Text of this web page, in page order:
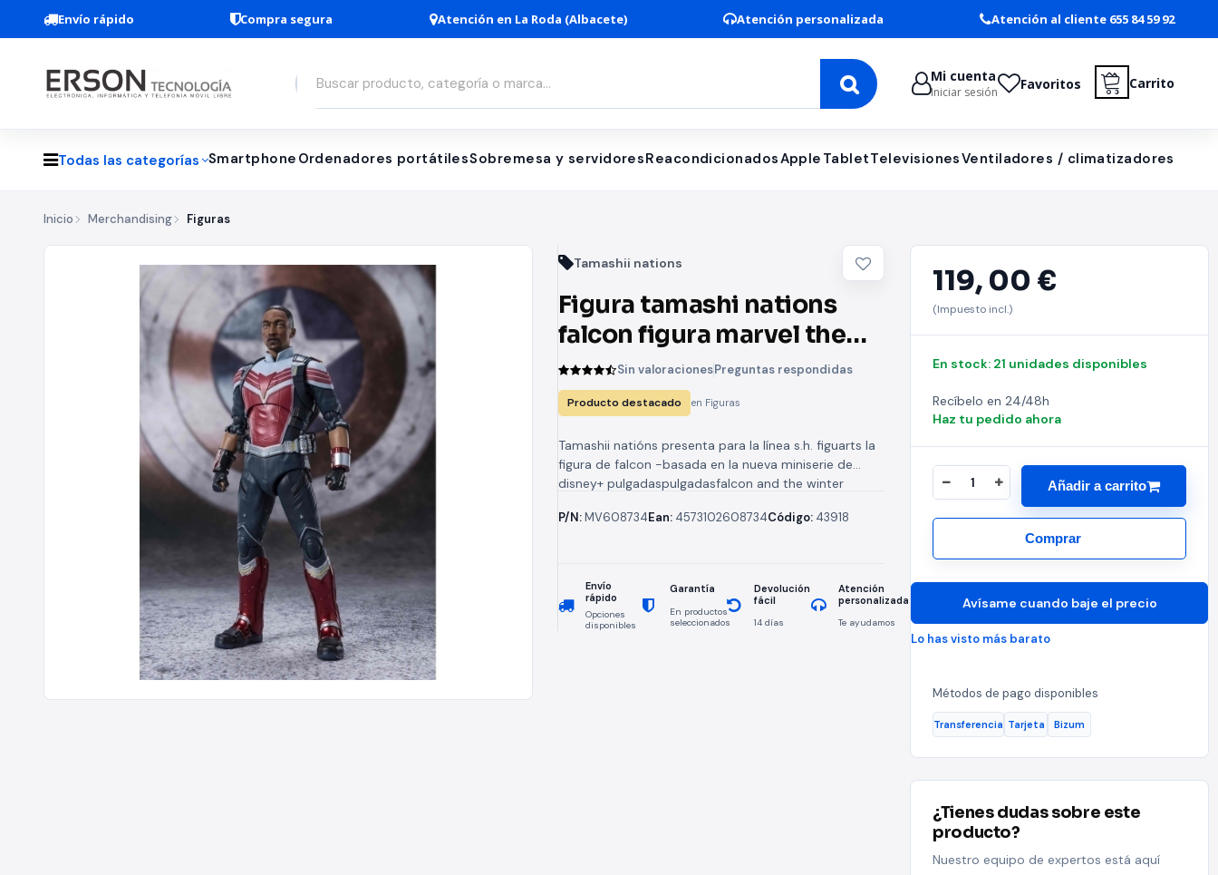
Envío rápido Compra segura Atención en La Roda (Albacete) Atención personalizada Atención al cliente 655 84 59 92
Mi cuenta
Iniciar sesión Favoritos Carrito
Todas las categorías Smartphone Ordenadores portátilesSobremesa y servidoresReacondicionadosApple TabletTelevisionesVentiladores / climatizadores
Inicio Merchandising Figuras
Tamashii nations
Figura tamashi nations
falcon figura marvel the
falcon and the winter
soldier s.h. figuarts
Sin valoracionesPreguntas respondidas
Producto destacado en Figuras
Tamashii natións presenta para la línea s.h. figuarts la
figura de falcon -basada en la nueva miniserie de
disney+ pulgadaspulgadasfalcon and the winter
P/N:MV608734Ean: 4573102608734Código: 43918
Envío
rápido
Opciones
disponibles
Garantía
En productos
seleccionados
Devolución
fácil
14 días
Atención
personalizada
Te ayudamos
119, 00 €
(Impuesto incl.)
En stock: 21 unidades disponibles
Recíbelo en 24/48h
Haz tu pedido ahora
Añadir a carrito
Comprar
Avísame cuando baje el precio
Lo has visto más barato
Métodos de pago disponibles
Transferencia Tarjeta Bizum
¿Tienes dudas sobre este
producto?
Nuestro equipo de expertos está aquí